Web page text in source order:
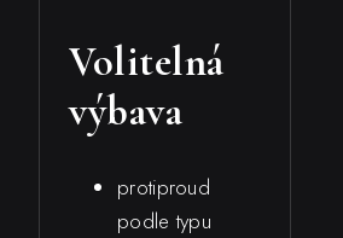
Volitelná
výbava
protiproud
podle typu